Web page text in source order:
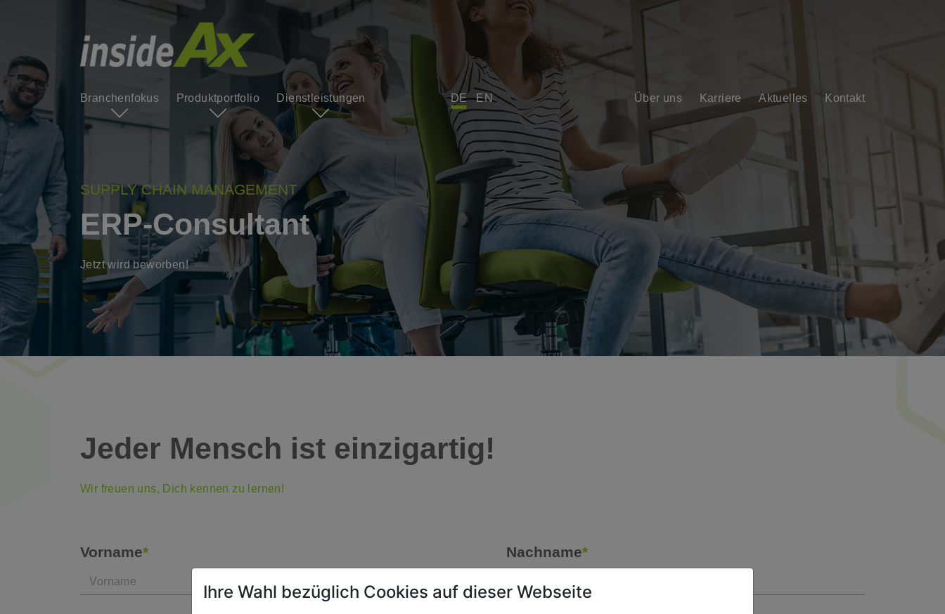
Branchenfokus Produktportfolio Dienstleistungen DE EN Über uns Karriere Aktuelles Kontakt
SUPPLY CHAIN MANAGEMENT
ERP-Consultant
Jetzt wird beworben!
Jeder Mensch ist einzigartig!
Wir freuen uns, Dich kennen zu lernen!
Vorname* Nachname*
Ihre Wahl bezüglich Cookies auf dieser Webseite